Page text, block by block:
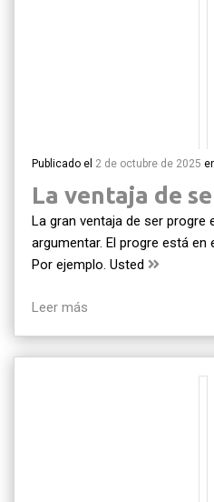
Publicado el 2 de octubre de 2025
La ventaja de
La gran ventaja de ser progre
argumentar. El progre está en
Por ejemplo. Usted
Leer más